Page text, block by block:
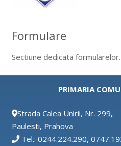
Formulare
Sectiune dedicata formularelor.
PRIMARIA
Strada Calea Unirii, Nr. 299,
Paulesti, Prahova
Tel.: 0244.224.290,